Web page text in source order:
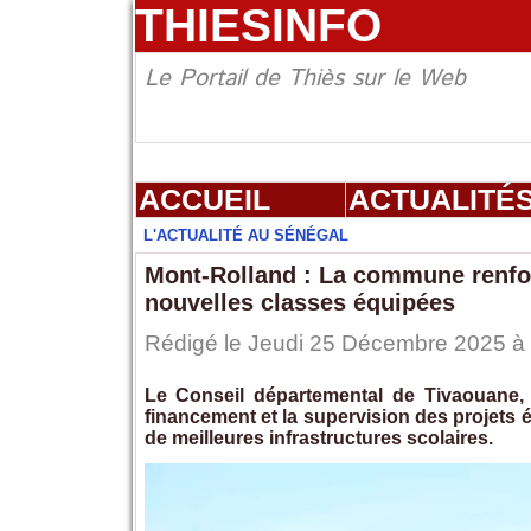
THIESINFO
Le Portail de Thiès sur le Web
ACCUEIL
L'ACTUALITÉ AU SÉNÉGAL
Mont‑Rolland : La commune
nouvelles classes équipées
Rédigé le Jeudi 25 Décembre 2025
Le Conseil départemental de
financement et la supervision des projets
de meilleures infrastructures scolaires.